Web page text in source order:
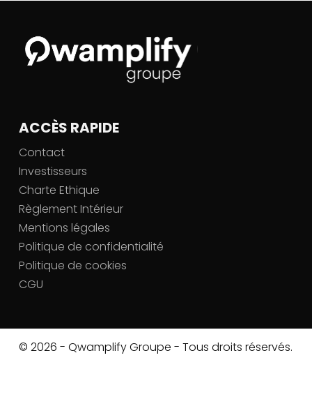
ACCÈS RAPIDE
Contact
Investisseurs
Charte Ethique
Règlement Intérieur
Mentions légales
Politique de confidentialité
Politique de cookies
CGU
© 2026 - Qwamplify Groupe - Tous droits réservés.